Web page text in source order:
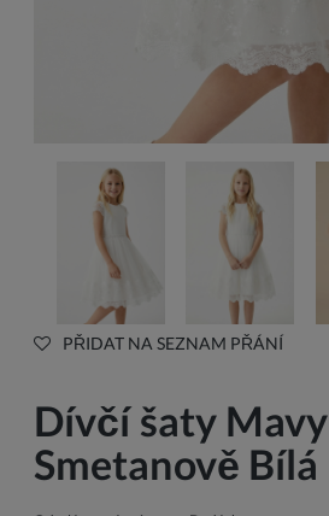
PŘIDAT NA SEZNAM PŘÁNÍ
Dívčí šaty Mavy
Smetanově Bílá